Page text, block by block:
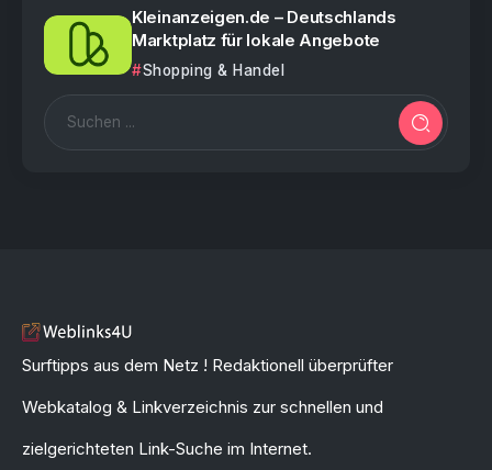
Kleinanzeigen.de – Deutschlands
Marktplatz für lokale Angebote
Shopping & Handel
Surftipps aus dem Netz ! Redaktionell überprüfter
Webkatalog & Linkverzeichnis zur schnellen und
zielgerichteten Link-Suche im Internet.